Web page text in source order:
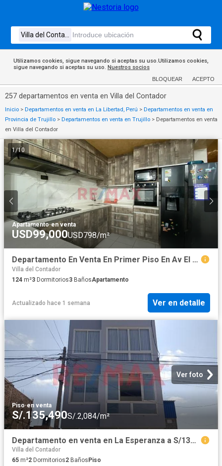
Utilizamos cookies, sigue navegando si aceptas su uso.Utilizamos cookies,
sigue navegando si aceptas su uso. Nuestros socios
BLOQUEAR ACEPTO
257 departamentos en venta en Villa del Contador
Inicio > Departamentos en venta en La Libertad, Perú > Departamentos en venta en
Provincia de Trujillo > Departamentos en venta en Trujillo > Departamentos en venta
en Villa del Contador
1/10
Apartamento·en venta
USD99,000USD798/m²
Departamento En Venta En Primer Piso En Av El Contador
Villa del Contador
124 m²3 Dormitorios3 BañosApartamento
Actualizado hace 1 semana Ver en detalle
Ver foto
Piso·en venta
S/.135,490S/.2,084/m²
Departamento en venta en La Esperanza a S/130,500
Villa del Contador
65 m²2 Dormitorios2 Baños Piso